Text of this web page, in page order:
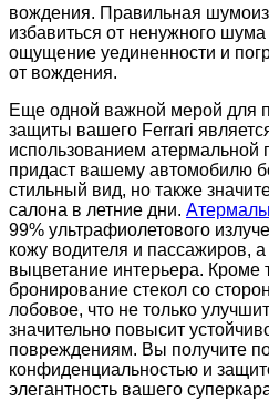
вождения. Правильная
избавиться от ненужного шума
ощущение уединенности и
от вождения.
Еще одной важной мерой для
защиты вашего Ferrari
использованием атермальной
придаст вашему автомобилю
стильный вид, но также
салона в летние дни.
99% ультрафиолетового
кожу водителя и пассажиров,
выцветание интерьера.
бронирование стекол со
лобовое, что не только
значительно повысит
повреждениям. Вы получите
конфиденциальностью и
элегантность вашего